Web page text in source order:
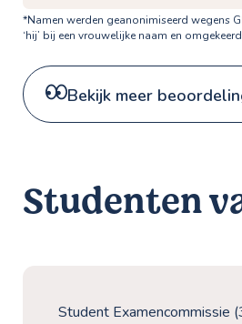
*Namen werden geanonimiseerd wegens
‘hij’ bij een vrouwelijke naam en
Bekijk meer
Studenten
Student Examencommissie